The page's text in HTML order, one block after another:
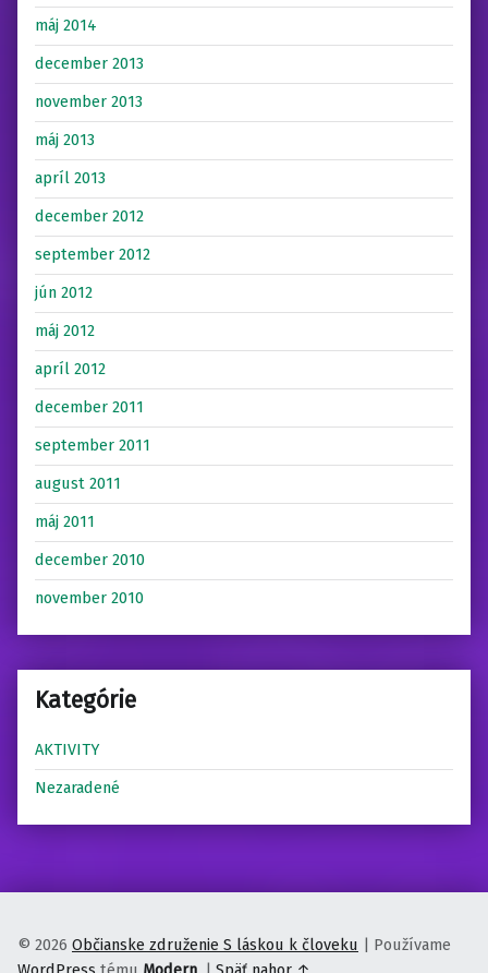
máj 2014
december 2013
november 2013
máj 2013
apríl 2013
december 2012
september 2012
jún 2012
máj 2012
apríl 2012
december 2011
september 2011
august 2011
máj 2011
december 2010
november 2010
Kategórie
AKTIVITY
Nezaradené
© 2026 Občianske združenie S láskou k človeku | Používame